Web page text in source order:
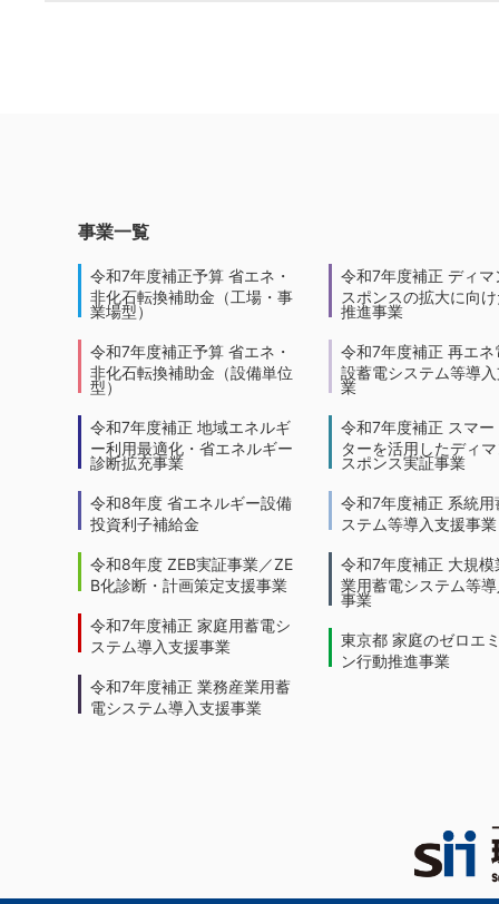
事業一覧
令和7年度補正予算 省エネ・
非化石転換補助金（工場・事
業場型）
令和7年度補正予算 省エネ・
非化石転換補助金（設備単位
型）
令和7年度補正 地域エネルギ
ー利用最適化・省エネルギー
診断拡充事業
令和8年度 省エネルギー設備
投資利子補給金
令和8年度 ZEB実証事業／ZE
B化診断・計画策定支援事業
令和7年度補正 家庭用蓄電シ
ステム導入支援事業
令和7年度補正 業務産業用蓄
電システム導入支援事業
令和7年度補正 ディマ
スポンスの拡大に向
推進事業
令和7年度補正 再エネ
設蓄電システム等導
業
令和7年度補正 スマー
ターを活用したディ
スポンス実証事業
令和7年度補正 系統用
ステム等導入支援事業
令和7年度補正 大規模
業用蓄電システム等
事業
東京都 家庭のゼロエ
ン行動推進事業